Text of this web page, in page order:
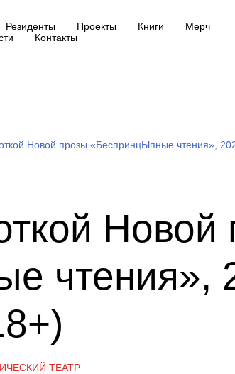
Резиденты Проекты Книги
Мерч
Контакты
Новой прозы «БеспринцЫпные чтения»,
Новой
чтения»,
ТЕАТР